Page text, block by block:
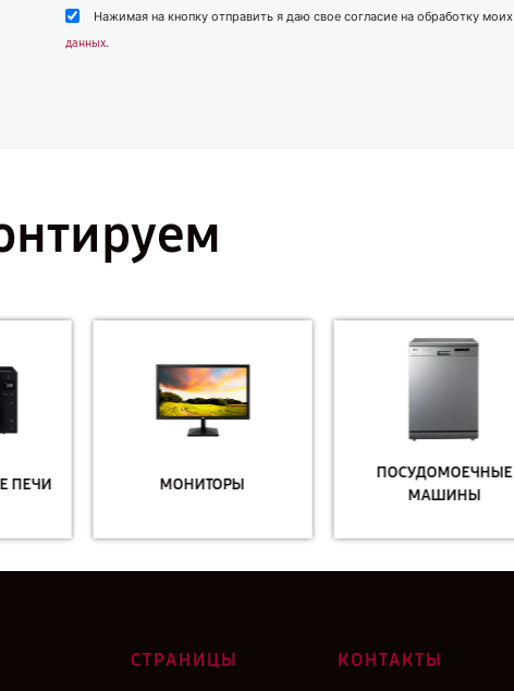
Нажимая на кнопку отправить я даю свое согласие на обработку моих
данных.
МОНИТОРЫ
ПОСУДОМОЕЧНЫЕ
МАШИНЫ
СТРАНИЦЫ КОНТАКТЫ